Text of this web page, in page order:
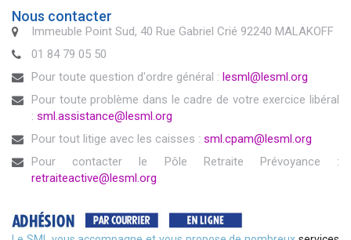
Nous contacter
Immeuble Point Sud, 40 Rue Gabriel Crié 92240 MALAKOFF
01 84 79 05 50
Pour toute question d'ordre général : lesml@lesml.org
Pour toute problème dans le cadre de votre exercice libéral
: sml.assistance@lesml.org
Pour tout litige avec les caisses : sml.cpam@lesml.org
Pour contacter le Pôle Retraite Prévoyance :
retraiteactive@lesml.org